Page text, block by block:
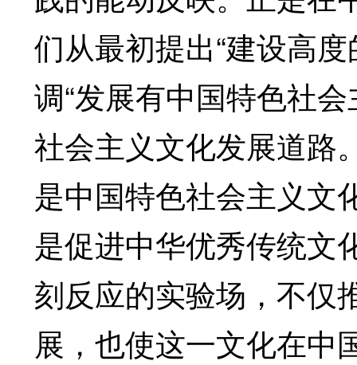
们从最初提出“建设高
调“发展有中国特色社
社会主义文化发展道路
是中国特色社会主义文
是促进中华优秀传统文
刻反应的实验场，不仅
展，也使这一文化在中